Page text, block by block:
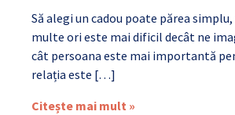
Să alegi un cadou poate părea simplu,
multe ori este mai dificil decât ne
cât persoana este mai importantă
relația este […]
Citește mai mult »